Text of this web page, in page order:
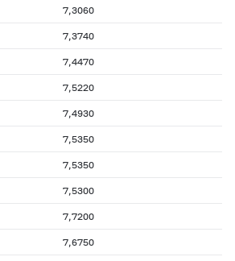
7,3060
7,3740
7,4470
7,5220
7,4930
7,5350
7,5350
7,5300
7,7200
7,6750